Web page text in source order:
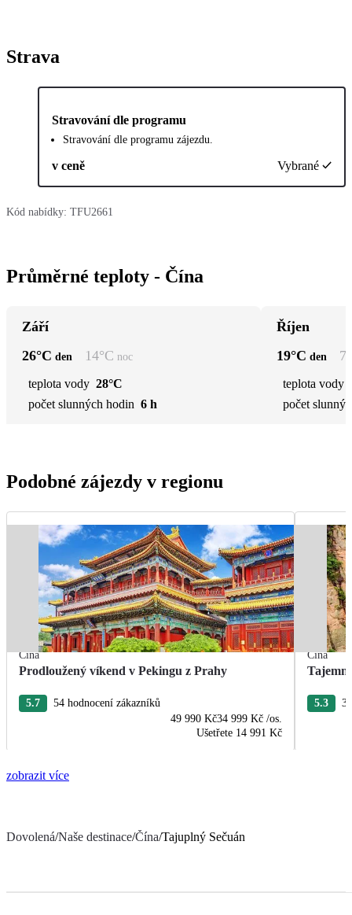
Strava
Stravování dle programu
Stravování dle programu zájezdu.
v ceně Vybrané
Kód nabídky: TFU2661
Průměrné teploty - Čína
Září
26°C den 14°C noc
teplota vody 28°C
počet slunných hodin 6 h
Říjen
19°C den 7
teplota vody
počet
Podobné zájezdy v regionu
Čína
Prodloužený víkend v Pekingu z Prahy
5.7
54 hodnocení zákazníků
49 990 Kč34 999 Kč /os.
Ušetřete 14 991 Kč
Čína
5.3
zobrazit více
Dovolená/Naše destinace/Čína/Tajuplný Sečuán